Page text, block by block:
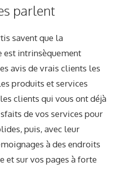
parlent
savent que la
est intrinsèquement
avis de vrais clients les
produits et services
clients qui vous ont déjà
de vos services pour
puis, avec leur
à des endroits
et sur vos pages à forte